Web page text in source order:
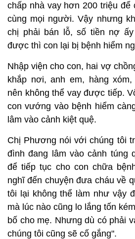
chấp nhà vay hơn 200 triệu để
cùng mọi người. Vậy nhưng
chị phải bán lỗ, số tiền nợ
được thì con lại bị bệnh hiểm
Nhập viện cho con, hai vợ
khắp nơi, anh em, hàng
nên không thể vay được tiếp.
con vướng vào bệnh hiểm
lâm vào cảnh kiệt quệ.
Chị Phương nói với chúng tôi
đình đang lâm vào cảnh túng
để tiếp tục cho con chữa
nghĩ đến chuyện đưa cháu về
tôi lại không thể làm như vậy
mà lúc nào cũng lo lắng tốn
bố cho mẹ. Nhưng dù có phải
chúng tôi cũng sẽ cố gắng".